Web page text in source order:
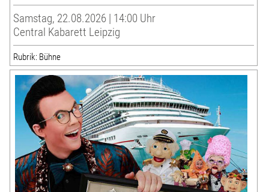
Samstag, 22.08.2026 | 14:00 Uhr
Central Kabarett Leipzig
Rubrik: Bühne